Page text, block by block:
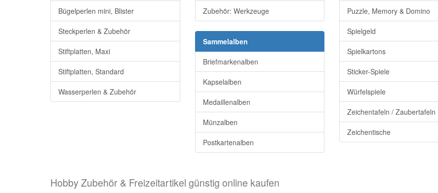
Bügelperlen mini, Blister
Steckperlen & Zubehör
Stiftplatten, Maxi
Stiftplatten, Standard
Wasserperlen & Zubehör
Zubehör: Werkzeuge
Sammelalben
Briefmarkenalben
Kapselalben
Medaillenalben
Münzalben
Postkartenalben
Puzzle, Memory & Domino
Spielgeld
Spielkartons
Sticker-Spiele
Würfelspiele
Zeichentafeln / Zaubertafeln
Zeichentische
Hobby Zubehör & Freizeitartikel günstig online kaufen